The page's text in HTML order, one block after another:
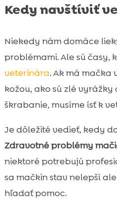
Kedy navštíviť
Niekedy nám domáce
problémami. Ale sú časy,
veterinára. Ak má mačka
kožou, ako sú zlé
škrabanie, musíme ísť k
Je dôležité vedieť, kedy
Zdravotné problémy
niektoré potrebujú
sa mačkin stav nelepší
hľadať pomoc.